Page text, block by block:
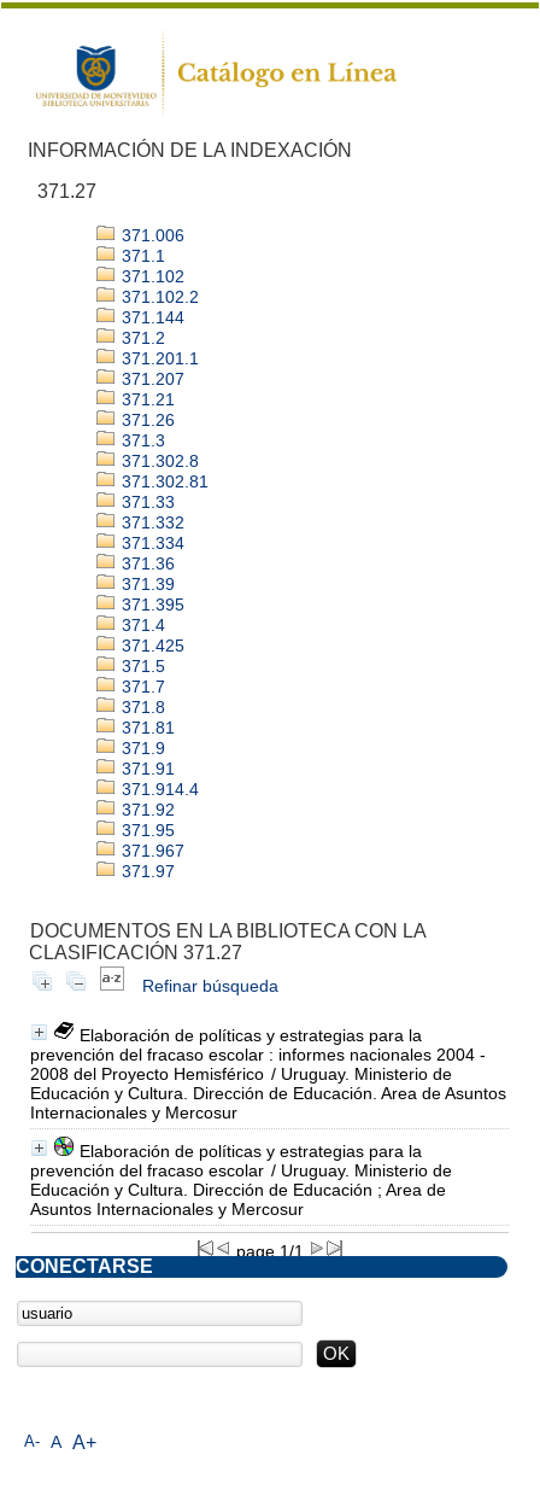
INFORMACIÓN DE LA INDEXACIÓN
371.27
371.006
371.1
371.102
371.102.2
371.144
371.2
371.201.1
371.207
371.21
371.26
371.3
371.302.8
371.302.81
371.33
371.332
371.334
371.36
371.39
371.395
371.4
371.425
371.5
371.7
371.8
371.81
371.9
371.91
371.914.4
371.92
371.95
371.967
371.97
DOCUMENTOS EN LA BIBLIOTECA CON LA
CLASIFICACIÓN 371.27
Refinar búsqueda
Elaboración de políticas y estrategias para la
prevención del fracaso escolar : informes nacionales 2004 -
2008 del Proyecto Hemisférico / Uruguay. Ministerio de
Educación y Cultura. Dirección de Educación. Area de Asuntos
Internacionales y Mercosur
Elaboración de políticas y estrategias para la
prevención del fracaso escolar / Uruguay. Ministerio de
Educación y Cultura. Dirección de Educación ; Area de
Asuntos Internacionales y Mercosur
page 1/1
A- A A+
CONECTARSE